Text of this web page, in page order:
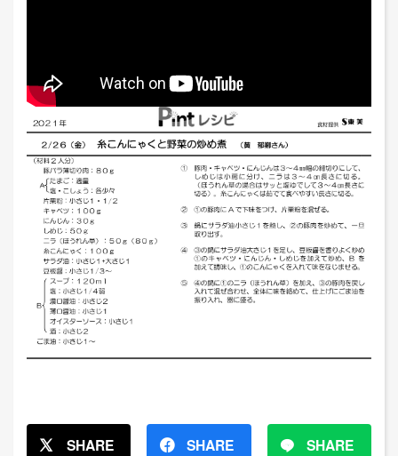
SHARE SHARE SHARE